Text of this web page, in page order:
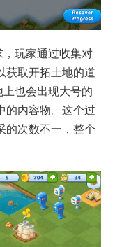
，玩家通过收集对
获取开拓土地的道
上也会出现大号的
的内容物。这个过
的次数不一，整个